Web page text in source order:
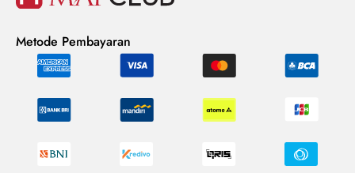
Metode Pembayaran